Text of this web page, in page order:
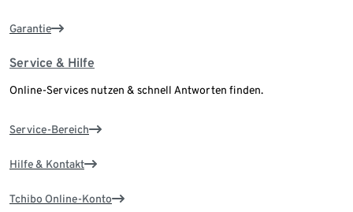
Garantie
Service & Hilfe
Online-Services nutzen & schnell Antworten finden.
Service-Bereich
Hilfe & Kontakt
Tchibo Online-Konto